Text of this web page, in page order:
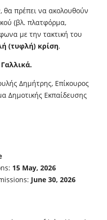
πρέπει να ακολουθούν
(βλ. πλατφόρμα,
με την τακτική του
(τυφλή) κρίση.
Δημήτρης, Επίκουρος
Δημοτικής Εκπαίδευσης
15 May, 2026
June 30, 2026